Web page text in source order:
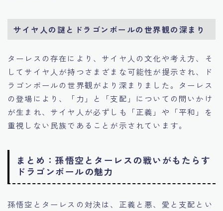
サイヤ人の謎とドラゴンボールの世界観の深まり
ターレスの存在により、サイヤ人の文化や考え方、そ
してサイヤ人が持つさまざまな可能性が提示され、ド
ラゴンボールの世界観がより深まりました。ターレス
の登場により、「力」と「支配」についての問いかけ
が生まれ、サイヤ人が必ずしも「正義」や「平和」を
重視しない民族であることが示されています。
まとめ：孫悟空とターレスの戦いがもたらす
ドラゴンボールの魅力
孫悟空とターレスの対決は、正義と悪、愛と支配とい